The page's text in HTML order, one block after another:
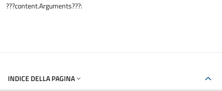
???content.Arguments???:
INDICE DELLA PAGINA